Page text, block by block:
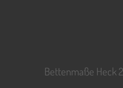
Bettenmaße Heck